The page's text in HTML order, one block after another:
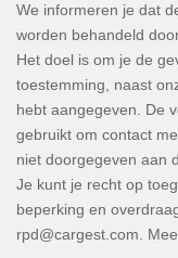
We informeren je dat
worden behandeld
Het doel is om je de
toestemming, naast
hebt aangegeven. De
gebruikt om contact
niet doorgegeven aan
Je kunt je recht op
beperking en
.